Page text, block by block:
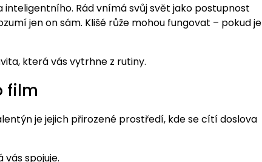
Rád vnímá svůj svět jako postupnost
jen on sám. Klišé růže mohou fungovat – pokud je
která vás vytrhne z rutiny.
film
je jejich přirozené prostředí, kde se cítí doslova
vás spojuje.